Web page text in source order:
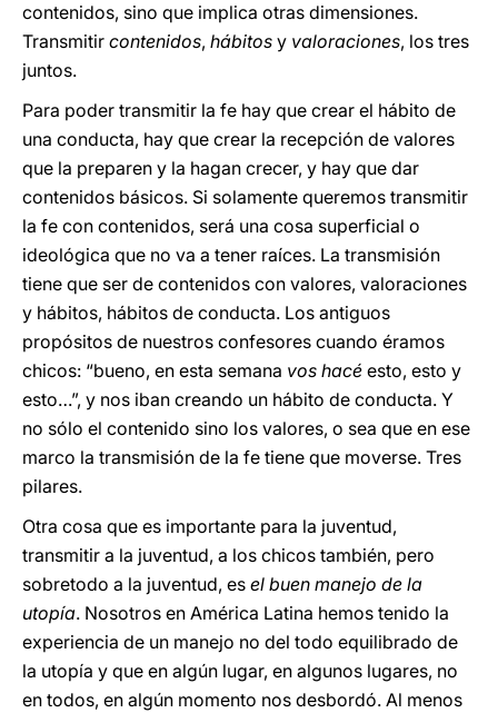
contenidos, sino que implica otras dimensiones.
Transmitir contenidos, hábitos y valoraciones, los tres
juntos.
Para poder transmitir la fe hay que crear el hábito de
una conducta, hay que crear la recepción de valores
que la preparen y la hagan crecer, y hay que dar
contenidos básicos. Si solamente queremos transmitir
la fe con contenidos, será una cosa superficial o
ideológica que no va a tener raíces. La transmisión
tiene que ser de contenidos con valores, valoraciones
y hábitos, hábitos de conducta. Los antiguos
propósitos de nuestros confesores cuando éramos
chicos: “bueno, en esta semana vos hacé esto, esto y
esto…”, y nos iban creando un hábito de conducta. Y
no sólo el contenido sino los valores, o sea que en ese
marco la transmisión de la fe tiene que moverse. Tres
pilares.
Otra cosa que es importante para la juventud,
transmitir a la juventud, a los chicos también, pero
sobretodo a la juventud, es el buen manejo de la
utopía. Nosotros en América Latina hemos tenido la
experiencia de un manejo no del todo equilibrado de
la utopía y que en algún lugar, en algunos lugares, no
en todos, en algún momento nos desbordó. Al menos